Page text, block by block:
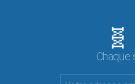
Chaque